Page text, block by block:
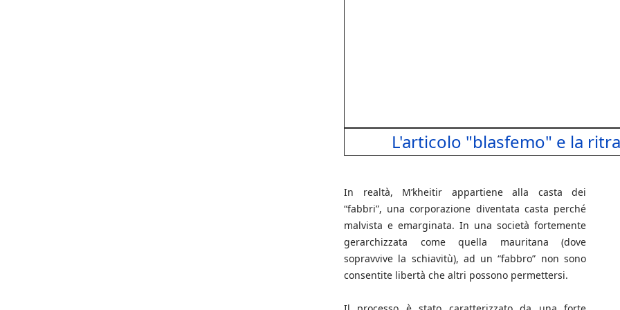
L'articolo "blasfemo" e la
In realtà, M’kheitir appartiene alla casta dei
“fabbri”, una corporazione diventata casta perché
malvista e emarginata. In una società fortemente
gerarchizzata come quella mauritana (dove
sopravvive la schiavitù), ad un “fabbro” non sono
consentite libertà che altri possono permettersi.